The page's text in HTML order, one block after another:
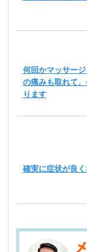
何回かマッサー
の痛みも取れて
ります
確実に症状が良